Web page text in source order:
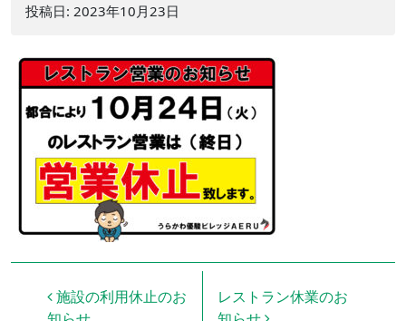
投稿日: 2023年10月23日
投稿ナビゲーション
施設の利用休止のお
レストラン休業のお